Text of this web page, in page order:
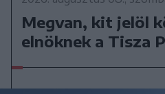
Megvan, kit jelöl
elnöknek a Tisza